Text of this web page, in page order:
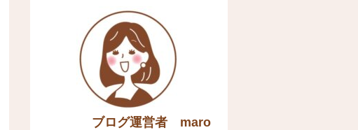
ブログ運営者 maro